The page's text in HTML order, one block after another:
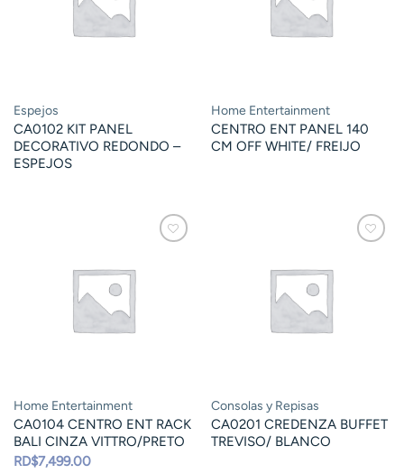
Espejos
CA0102 KIT PANEL
DECORATIVO REDONDO –
ESPEJOS
Home Entertainment
CENTRO ENT PANEL 140
CM OFF WHITE/ FREIJO
Home Entertainment
CA0104 CENTRO ENT RACK
BALI CINZA VITTRO/PRETO
RD$7,499.00
Consolas y Repisas
CA0201 CREDENZA BUFFET
TREVISO/ BLANCO